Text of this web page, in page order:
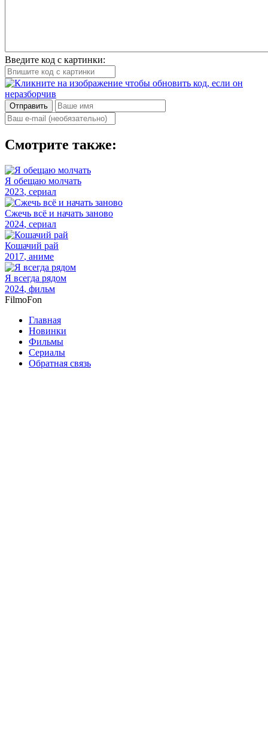
Введите код с картинки:
Отправить
Смотрите также:
Я обещаю молчать
2023, сериал
Сжечь всё и начать заново
2024, сериал
Кошачий рай
2017, аниме
Я всегда рядом
2024, фильм
FilmoFon
Главная
Новинки
Фильмы
Сериалы
Обратная связь